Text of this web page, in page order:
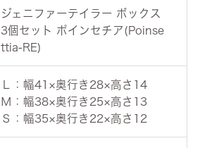
ジェニファーテイラー ボックス
3個セット ポインセチア(Poinse
ttia-RE)
Ｌ：幅41×奥行き28×高さ14
Ｍ：幅38×奥行き25×高さ13
Ｓ：幅35×奥行き22×高さ12